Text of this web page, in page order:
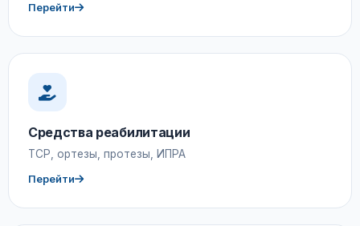
Перейти
Средства реабилитации
ТСР, ортезы, протезы, ИПРА
Перейти